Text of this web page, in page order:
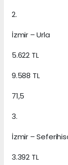
2.
İzmir – Urla
5.622 TL
9.588 TL
71,5
3.
İzmir –
3.392 TL